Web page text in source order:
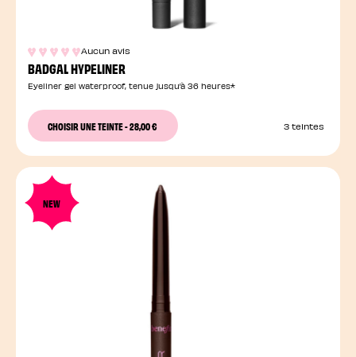
Aucun avis
BADGAL HYPELINER
Eyeliner gel waterproof, tenue jusqu’à 36 heures*
CHOISIR UNE TEINTE-28,00 € 3 teintes
NEW